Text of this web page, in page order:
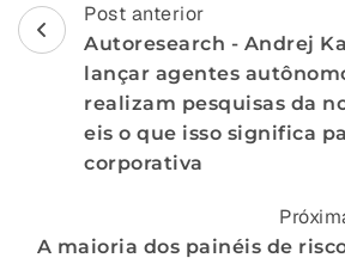
Navegação
de
postagem
Post anterior
Autoresearch - Andrej
lançar agentes
realizam pesquisas da
eis o que isso significa
corporativa
A maioria dos painéis de